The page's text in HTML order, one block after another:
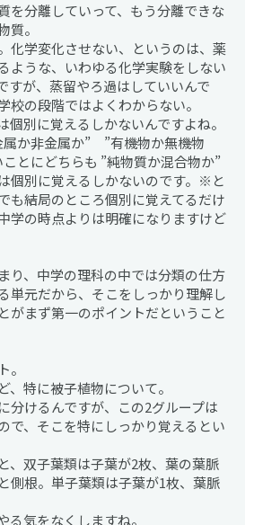
を分離していって、もう分離できな
質。
化学変化させない、というのは、薬
ような、いわゆる化学実験をしない
すが、蒸留やろ過はしていいんで
校の段階ではよくわからない。
個別に覚えるしかないんですよね。
か非金属か” ”有機物か無機物
とにどちらも ”純物質か混合物か”
個別に覚えるしかないのです。※と
も結局のところ個別に覚えてるだけ
学の時点よりは明確になりますけど
り、中学の理科の中では分類の仕方
単元だから、そこをしっかり理解し
がまず第一のポイントだということ
。
、特に被子植物について。
分けるんですが、この2グループは
で、そこを特にしっかり覚えるとい
、双子葉類は子葉が2枚、葉の葉脈
側根。単子葉類は子葉が1枚、葉脈
る気をなくしますね。